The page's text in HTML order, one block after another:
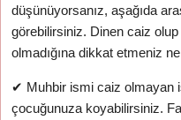
düşünüyorsanız, aşağıda
görebilirsiniz. Dinen caiz olup
olmadığına dikkat etmeniz
✔ Muhbir ismi caiz olmayan
çocuğunuza koyabilirsiniz.